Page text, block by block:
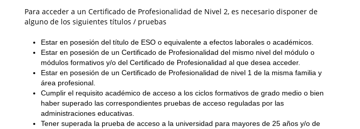
Para acceder a un Certificado de Profesionalidad de Nivel 2, es necesario disponer de
alguno de los siguientes títulos / pruebas
Estar en posesión del título de ESO o equivalente a efectos laborales o académicos.
Estar en posesión de un Certificado de Profesionalidad del mismo nivel del módulo o
módulos formativos y/o del Certificado de Profesionalidad al que desea acceder.
Estar en posesión de un Certificado de Profesionalidad de nivel 1 de la misma familia y
área profesional.
Cumplir el requisito académico de acceso a los ciclos formativos de grado medio o bien
haber superado las correspondientes pruebas de acceso reguladas por las
administraciones educativas.
Tener superada la prueba de acceso a la universidad para mayores de 25 años y/o de